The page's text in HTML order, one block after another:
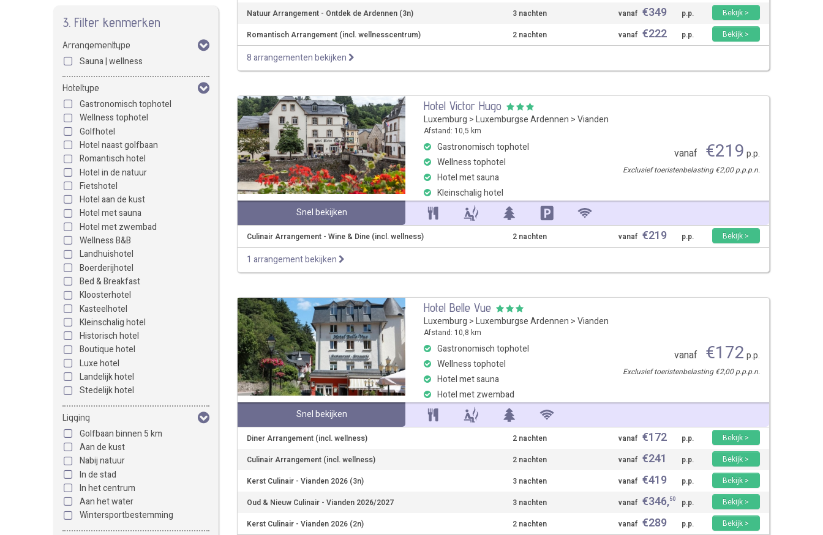
3. Filter kenmerken
Arrangementtype
Sauna | wellness
Hoteltype
Gastronomisch tophotel
Wellness tophotel
Golfhotel
Hotel naast golfbaan
Romantisch hotel
Hotel in de natuur
Fietshotel
Hotel aan de kust
Hotel met sauna
Hotel met zwembad
Wellness B&B
Landhuishotel
Boerderijhotel
Bed & Breakfast
Kloosterhotel
Kasteelhotel
Kleinschalig hotel
Historisch hotel
Boutique hotel
Luxe hotel
Landelijk hotel
Stedelijk hotel
Ligging
Golfbaan binnen 5 km
Aan de kust
Nabij natuur
In de stad
In het centrum
Aan het water
Wintersportbestemming
Natuur Arrangement - Ontdek de Ardennen (3n)
3 nachten vanaf €349 p.p.
Bekijk >
Romantisch Arrangement (incl. wellnesscentrum)
2 nachten vanaf €222 p.p. Bekijk >
8 arrangementen bekijken
Hotel Victor Hugo
Luxemburg > Luxemburgse Ardennen > Vianden
Afstand: 10,5 km
Gastronomisch tophotel
Wellness tophotel
Hotel met sauna
Kleinschalig hotel
vanaf €219 p.p.
Exclusief toeristenbelasting €2,00 p.p.p.n.
Snel bekijken
Culinair Arrangement - Wine & Dine (incl. wellness) 2 nachten vanaf €219 p.p. Bekijk >
1 arrangement bekijken
Hotel Belle Vue
Luxemburg > Luxemburgse Ardennen > Vianden
Afstand: 10,8 km
Gastronomisch tophotel
Wellness tophotel
Hotel met sauna
Hotel met zwembad
vanaf €172 p.p.
Exclusief toeristenbelasting €2,00 p.p.p.n.
Snel bekijken
Diner Arrangement (incl. wellness) 2 nachten vanaf €172 p.p.
Bekijk >
Culinair Arrangement (incl. wellness)
2 nachten vanaf €241 p.p.
Bekijk >
Kerst Culinair - Vianden 2026 (3n)
3 nachten vanaf €419 p.p.
Bekijk >
Oud & Nieuw Culinair - Vianden 2026/2027
3 nachten vanaf €346,50 p.p.
Bekijk >
Kerst Culinair - Vianden 2026 (2n)
2 nachten vanaf €289 p.p. Bekijk >